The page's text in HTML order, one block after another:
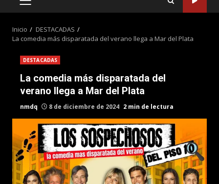
MENÚ
Inicio
DESTACADAS
La comedia más disparatada del verano llega a Mar del Plata
DESTACADAS
La comedia más disparatada del
verano llega a Mar del Plata
nmdq 8 de diciembre de 2024 2 min de lectura